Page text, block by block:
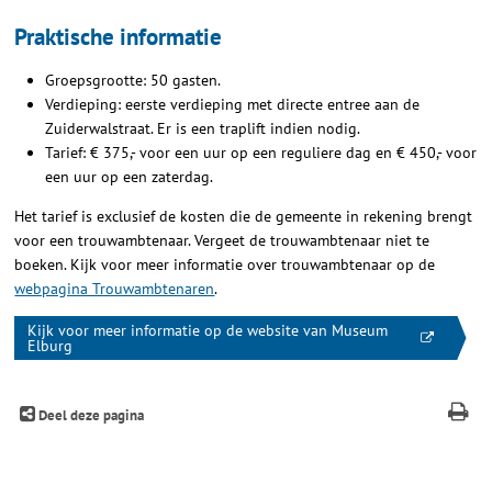
Praktische informatie
Groepsgrootte: 50 gasten.
Verdieping: eerste verdieping met directe entree aan de
Zuiderwalstraat. Er is een traplift indien nodig.
Tarief: € 375,- voor een uur op een reguliere dag en € 450,- voor
een uur op een zaterdag.
Het tarief is exclusief de kosten die de gemeente in rekening brengt
voor een trouwambtenaar. Vergeet de trouwambtenaar niet te
boeken. Kijk voor meer informatie over trouwambtenaar op de
webpagina Trouwambtenaren.
Kijk voor meer informatie op de website van Museum
Elburg
Deel deze pagina